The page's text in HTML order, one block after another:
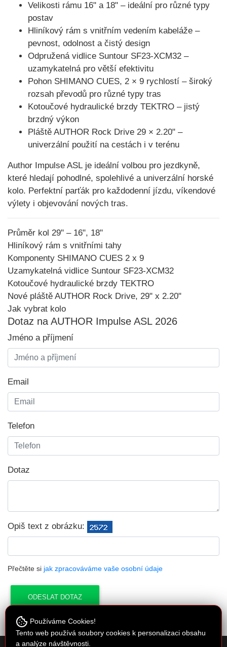
Velikosti rámu 16" a 18" – ideální pro různé typy
postav
Hliníkový rám s vnitřním vedením kabeláže –
pevnost, odolnost a čistý design
Odpružená vidlice Suntour SF23-XCM32 –
uzamykatelná pro větší efektivitu
Pohon SHIMANO CUES, 2 × 9 rychlostí – široký
rozsah převodů pro různé typy tras
Kotoučové hydraulické brzdy TEKTRO – jistý
brzdný výkon
Pláště AUTHOR Rock Drive 29 × 2.20" –
univerzální použití na cestách i v terénu
Author Impulse ASL je ideální volbou pro jezdkyně,
které hledají pohodlné, spolehlivé a univerzální horské
kolo. Perfektní parťák pro každodenní jízdu, víkendové
výlety i objevování nových tras.
Průměr kol 29" – 16", 18"
Hliníkový rám s vnitřními tahy
Komponenty SHIMANO CUES 2 x 9
Uzamykatelná vidlice Suntour SF23-XCM32
Kotoučové hydraulické brzdy TEKTRO
Nové pláště AUTHOR Rock Drive, 29" x 2.20"
Jak vybrat kolo
Dotaz na AUTHOR Impulse ASL 2026
Jméno a příjmení
Email
Telefon
Dotaz
Opiš text z obrázku:
Přečtěte si jak zpracováváme vaše osobní údaje
Používáme Cookies!
Tento web používá soubory cookies k personalizaci obsahu
a analýze návštěvnosti.